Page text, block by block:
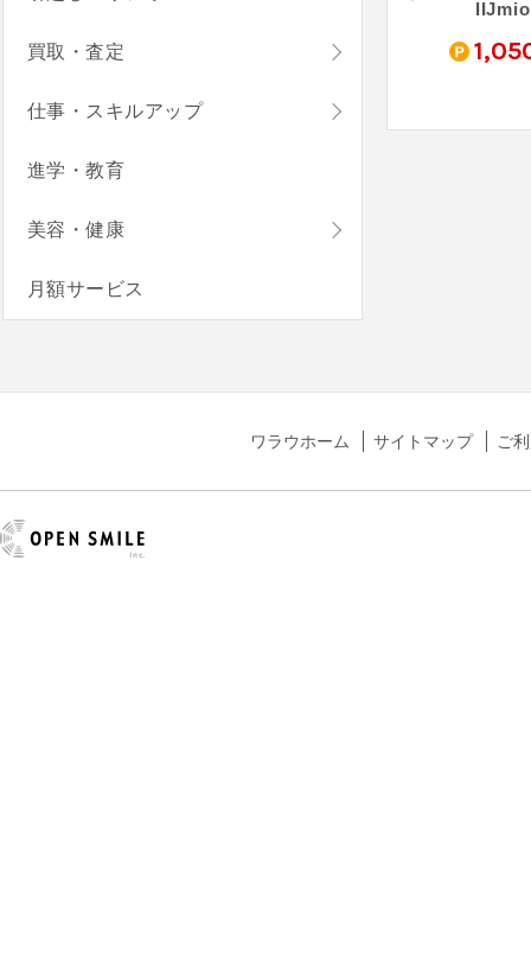
4,000
IIJmio
買取・査定
仕事・スキルアップ
進学・教育
美容・健康
月額サービス
ワラウホーム サイトマップ ご